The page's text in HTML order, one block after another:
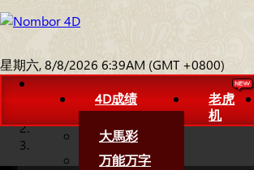
星期六, 8/8/2026 6:39AM (GMT +0800)
4D成绩
大馬彩
万能万字
老虎
机